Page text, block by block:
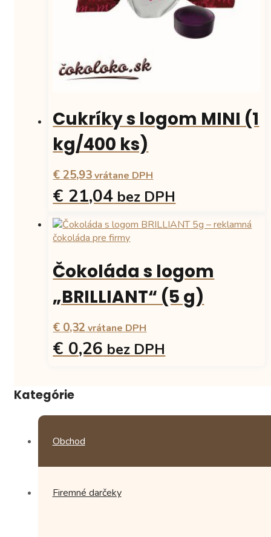
Cukríky s logom MINI (1
kg/400 ks)
€ 25,93vrátane DPH
€ 21,04 bez DPH
Tento
produkt
má
viacero
variantov.
si
vybrať
na
stránke
Čokoláda s logom
„BRILLIANT“ (5 g)
€ 0,32 vrátane DPH
€ 0,26 bez DPH
má
viacero
Možnosti
môžete
na
Kategórie
Obchod
Firemné darčeky